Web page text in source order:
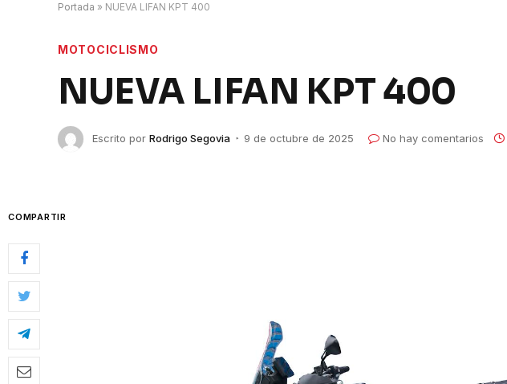
Portada » NUEVA LIFAN KPT 400
MOTOCICLISMO
NUEVA LIFAN KPT 400
Escrito por Rodrigo Segovia 9 de octubre de 2025 No hay comentarios
COMPARTIR